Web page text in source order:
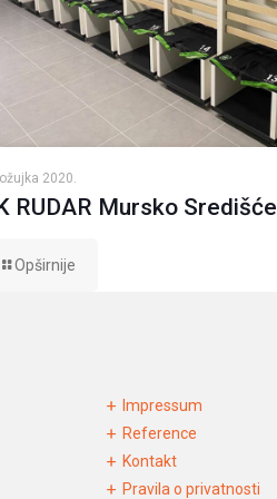
2020.
RUDAR Mursko Središće
Opširnije
Impressum
Reference
Kontakt
Pravila o privatnosti